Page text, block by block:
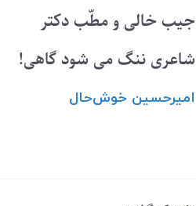
جیب خالی و مطّب دکتر
شاعری ننگ می شود گاهی!
امیرحسین ‌خوش‌حال